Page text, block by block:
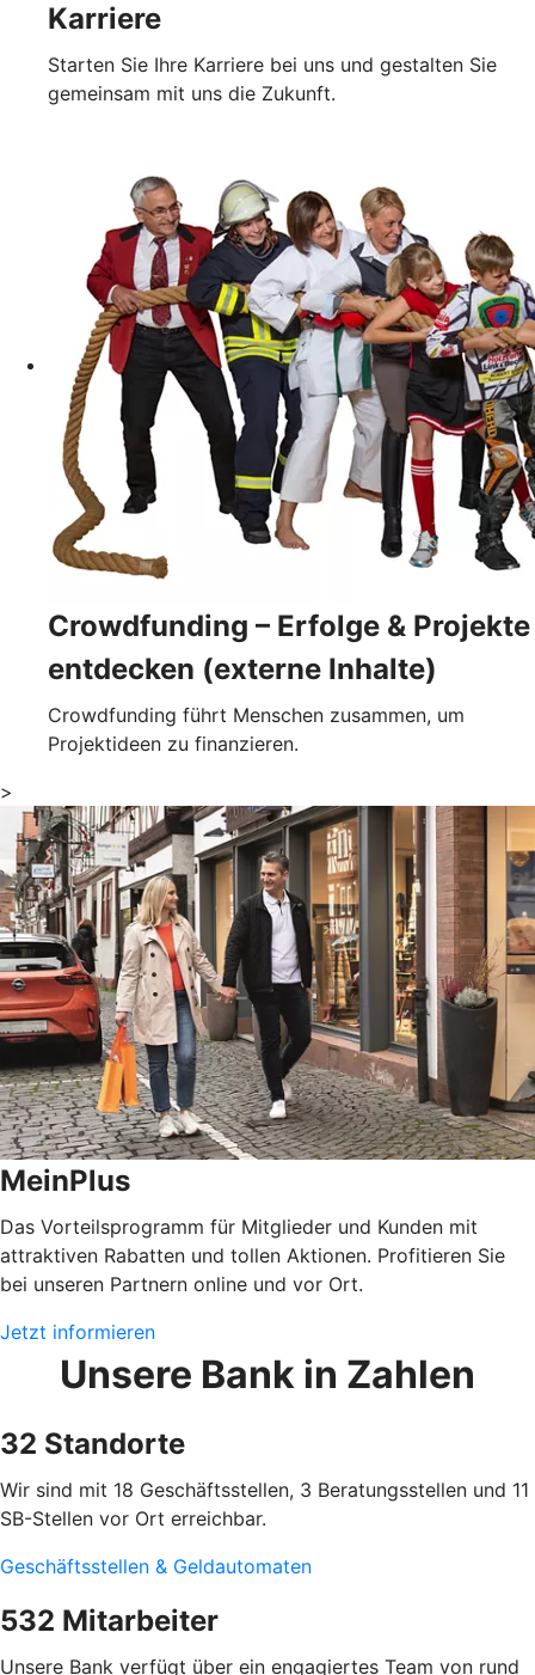
Karriere
Starten Sie Ihre Karriere bei uns und gestalten Sie
gemeinsam mit uns die Zukunft.
Crowdfunding – Erfolge & Projekte
entdecken (externe Inhalte)
Crowdfunding führt Menschen zusammen, um
Projektideen zu finanzieren.
>
MeinPlus
Das Vorteilsprogramm für Mitglieder und Kunden mit
attraktiven Rabatten und tollen Aktionen. Profitieren Sie
bei unseren Partnern online und vor Ort.
Jetzt informieren
Unsere Bank in Zahlen
32 Standorte
Wir sind mit 18 Geschäftsstellen, 3 Beratungsstellen und 11
SB-Stellen vor Ort erreichbar.
Geschäftsstellen & Geldautomaten
532 Mitarbeiter
Unsere Bank verfügt über ein engagiertes Team von rund